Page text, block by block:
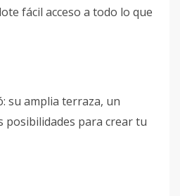
fácil acceso a todo lo que
su amplia terraza, un
posibilidades para crear tu